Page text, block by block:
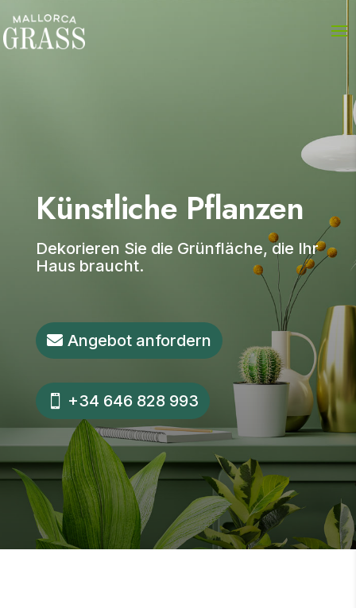
Künstliche Pflanzen
Dekorieren Sie die Grünfläche, die Ihr
Haus braucht.
Angebot anfordern
+34 646 828 993